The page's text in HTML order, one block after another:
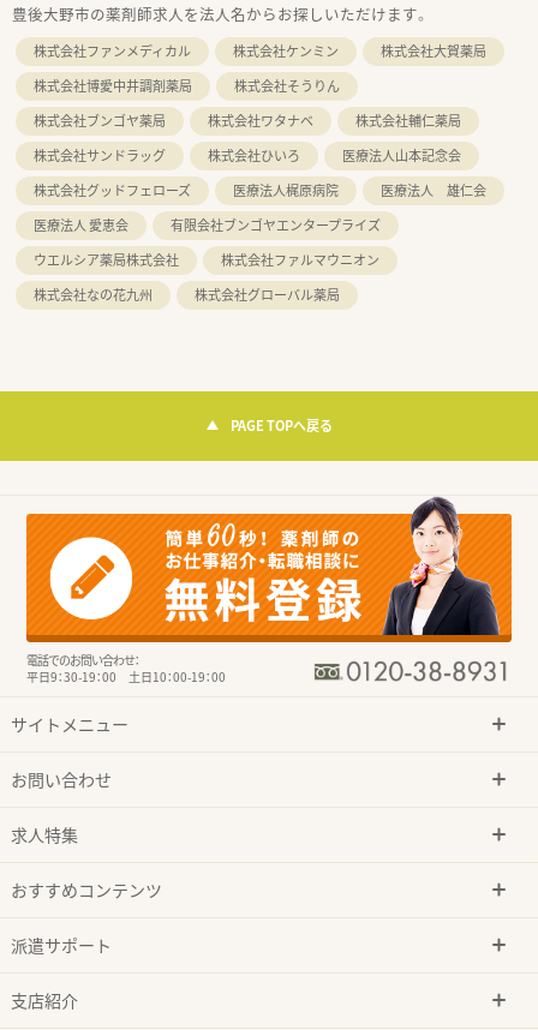
豊後大野市の薬剤師求人を法人名からお探しいただけます。
株式会社ファンメディカル 株式会社ケンミン
株式会社大賀薬局
株式会社博愛中井調剤薬局
株式会社そうりん
株式会社ブンゴヤ薬局
株式会社ワタナベ
株式会社輔仁薬局
株式会社サンドラッグ
株式会社ひいろ
医療法人山本記念会
株式会社グッドフェローズ
医療法人梶原病院
医療法人 雄仁会
医療法人 愛恵会
有限会社ブンゴヤエンタープライズ
ウエルシア薬局株式会社
株式会社ファルマウニオン
株式会社なの花九州
株式会社グローバル薬局
PAGE TOPへ戻る
電話でのお問い合わせ：
平日9：30-19：00 土日10：00-19：00
サイトメニュー
お問い合わせ
求人特集
おすすめコンテンツ
派遣サポート
支店紹介